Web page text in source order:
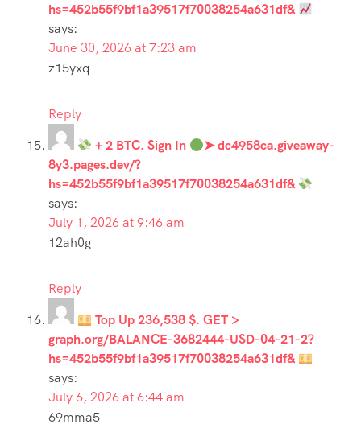
hs=452b55f9bf1a39517f70038254a631df&
says:
June 30, 2026 at 7:23 am
z15yxq
Reply
+ 2 BTC. Sign In
➤ dc4958ca.giveaway-
8y3.pages.dev/?
hs=452b55f9bf1a39517f70038254a631df&
says:
July 1, 2026 at 9:46 am
12ah0g
Reply
Top Up 236,538 $. GET >
graph.org/BALANCE-3682444-USD-04-21-2?
hs=452b55f9bf1a39517f70038254a631df&
says:
July 6, 2026 at 6:44 am
69mma5